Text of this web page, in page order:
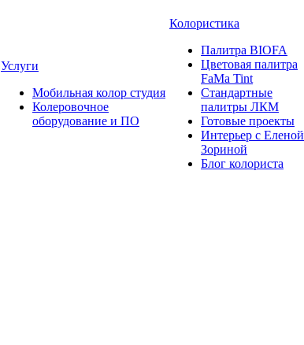
Услуги
Мобильная колор студия
Колеровочное
оборудование и ПО
Колористика
Палитра BIOFA
Цветовая палитра
FaMa Tint
Стандартные
палитры ЛКМ
Готовые проекты
Интерьер с Еленой
Зориной
Блог колориста